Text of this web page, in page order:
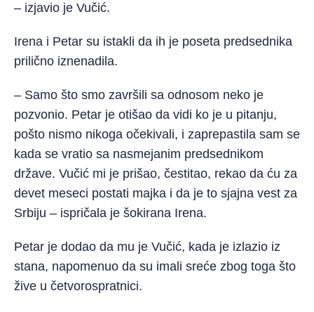
– izjavio je Vučić.
Irena i Petar su istakli da ih je poseta predsednika
prilično iznenadila.
– Samo što smo završili sa odnosom neko je
pozvonio. Petar je otišao da vidi ko je u pitanju,
pošto nismo nikoga očekivali, i zaprepastila sam se
kada se vratio sa nasmejanim predsednikom
države. Vučić mi je prišao, čestitao, rekao da ću za
devet meseci postati majka i da je to sjajna vest za
Srbiju – ispričala je šokirana Irena.
Petar je dodao da mu je Vučić, kada je izlazio iz
stana, napomenuo da su imali sreće zbog toga što
žive u četvorospratnici.